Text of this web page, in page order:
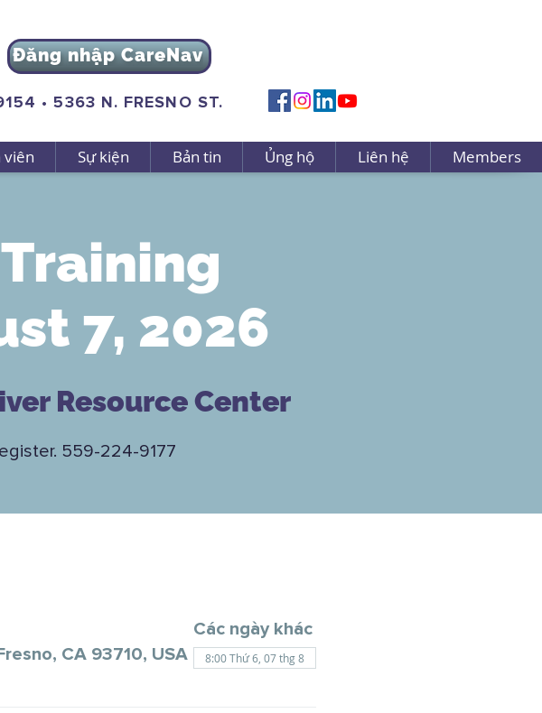
Đăng nhập CareNav
•5363 N. FRESNO ST.
viên Sự kiện Bản tin Ủng hộ Liên hệ Members
7, 2026
Resource Center
559-224-9177
CA 93710, USA
Các ngày khác
8:00 Thứ 6, 07 thg 8